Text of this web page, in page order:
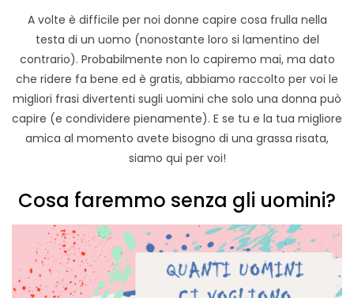
A volte è difficile per noi donne capire cosa frulla nella
testa di un uomo (nonostante loro si lamentino del
contrario). Probabilmente non lo capiremo mai, ma dato
che ridere fa bene ed è gratis, abbiamo raccolto per voi le
migliori frasi divertenti sugli uomini che solo una donna può
capire (e condividere pienamente). E se tu e la tua migliore
amica al momento avete bisogno di una grassa risata,
siamo qui per voi!
Cosa faremmo senza gli uomini?